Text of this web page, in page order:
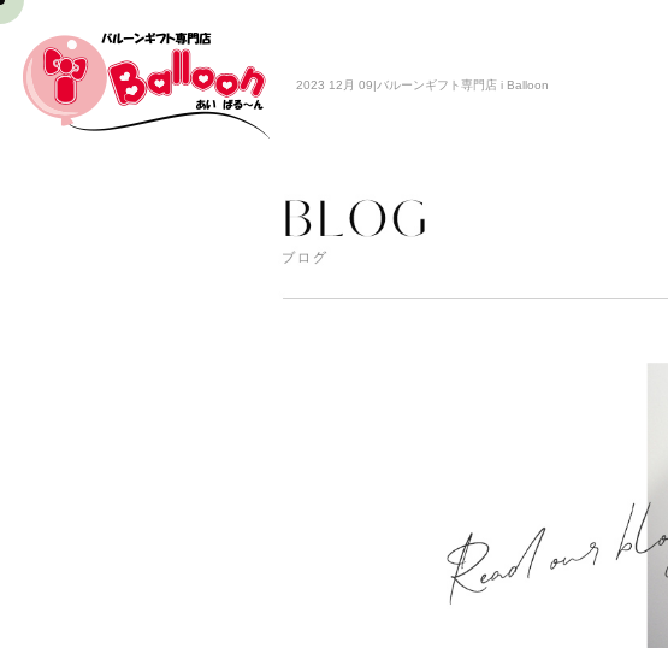
2023 12月 09|バルーンギフト専門店 i Balloon